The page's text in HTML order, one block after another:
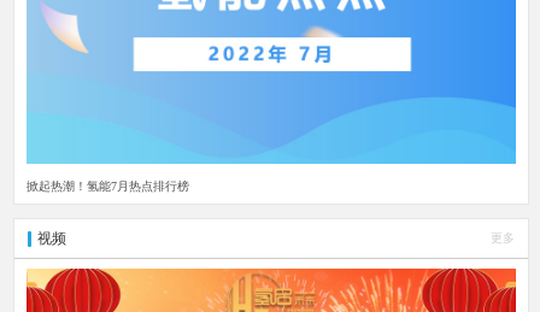
掀起热潮！氢能7月热点排行榜
视频 更多